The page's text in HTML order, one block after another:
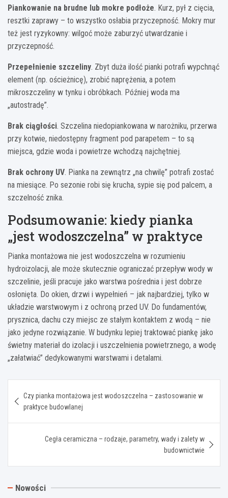
Piankowanie na brudne lub mokre podłoże. Kurz, pył z cięcia,
resztki zaprawy – to wszystko osłabia przyczepność. Mokry mur
też jest ryzykowny: wilgoć może zaburzyć utwardzanie i
przyczepność.
Przepełnienie szczeliny. Zbyt duża ilość pianki potrafi wypchnąć
element (np. ościeżnicę), zrobić naprężenia, a potem
mikroszczeliny w tynku i obróbkach. Później woda ma
„autostradę”.
Brak ciągłości. Szczelina niedopiankowana w narożniku, przerwa
przy kotwie, niedostępny fragment pod parapetem – to są
miejsca, gdzie woda i powietrze wchodzą najchętniej.
Brak ochrony UV. Pianka na zewnątrz „na chwilę” potrafi zostać
na miesiące. Po sezonie robi się krucha, sypie się pod palcem, a
szczelność znika.
Podsumowanie: kiedy pianka
„jest wodoszczelna” w praktyce
Pianka montażowa nie jest wodoszczelna w rozumieniu
hydroizolacji, ale może skutecznie ograniczać przepływ wody w
szczelinie, jeśli pracuje jako warstwa pośrednia i jest dobrze
osłonięta. Do okien, drzwi i wypełnień – jak najbardziej, tylko w
układzie warstwowym i z ochroną przed UV. Do fundamentów,
prysznica, dachu czy miejsc ze stałym kontaktem z wodą – nie
jako jedyne rozwiązanie. W budynku lepiej traktować piankę jako
świetny materiał do izolacji i uszczelnienia powietrznego, a wodę
„załatwiać” dedykowanymi warstwami i detalami.
wpisu
Czy pianka montażowa jest wodoszczelna – zastosowanie w
praktyce budowlanej
Cegła ceramiczna – rodzaje, parametry, wady i zalety w
budownictwie
Nowości